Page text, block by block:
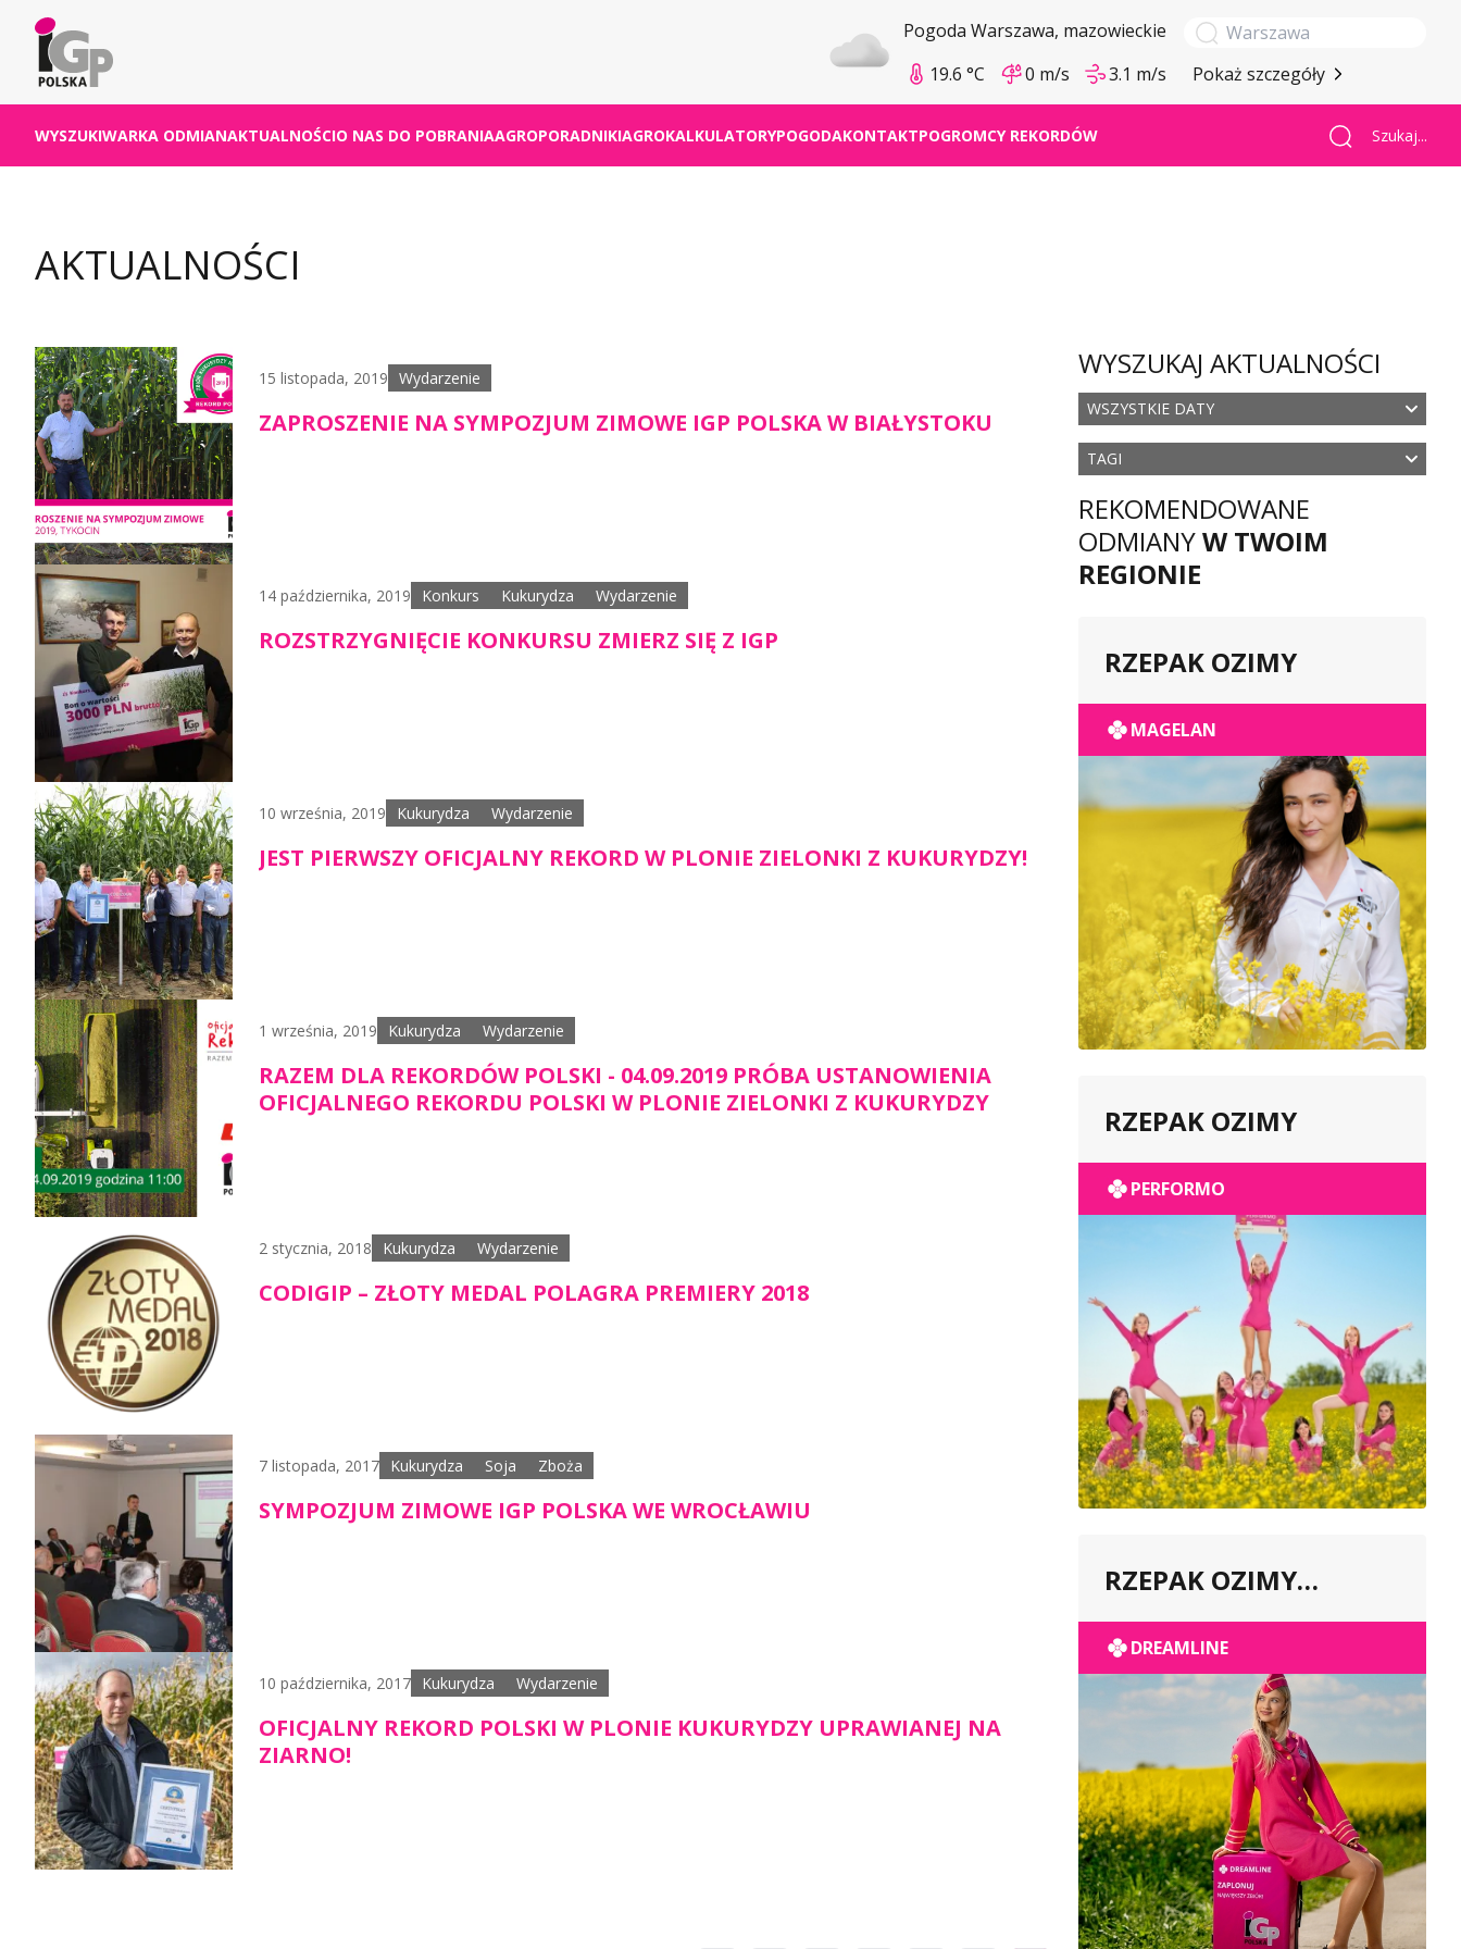
Pogoda Warszawa, mazowieckie
19.6 °C
0 m/s 3.1 m/s Pokaż szczegóły
WYSZUKIWARKA ODMIANAKTUALNOŚCIO NAS DO POBRANIAAGROPORADNIKIAGROKALKULATORYPOGODAKONTAKTPOGROMCY REKORDÓW Szukaj...
AKTUALNOŚCI
15 listopada, 2019 Wydarzenie
ZAPROSZENIE NA SYMPOZJUM ZIMOWE IGP POLSKA W BIAŁYSTOKU
14 października, 2019 Konkurs Kukurydza Wydarzenie
ROZSTRZYGNIĘCIE KONKURSU ZMIERZ SIĘ Z IGP
10 września, 2019 Kukurydza Wydarzenie
JEST PIERWSZY OFICJALNY REKORD W PLONIE ZIELONKI Z KUKURYDZY!
1 września, 2019 Kukurydza Wydarzenie
RAZEM DLA REKORDÓW POLSKI - 04.09.2019 PRÓBA USTANOWIENIA
OFICJALNEGO REKORDU POLSKI W PLONIE ZIELONKI Z KUKURYDZY
2 stycznia, 2018 Kukurydza Wydarzenie
CODIGIP – ZŁOTY MEDAL POLAGRA PREMIERY 2018
7 listopada, 2017 Kukurydza Soja Zboża
SYMPOZJUM ZIMOWE IGP POLSKA WE WROCŁAWIU
10 października, 2017 Kukurydza Wydarzenie
OFICJALNY REKORD POLSKI W PLONIE KUKURYDZY UPRAWIANEJ NA
ZIARNO!
WYSZUKAJ AKTUALNOŚCI
WSZYSTKIE DATY
TAGI
REKOMENDOWANE
ODMIANYW TWOIM
REGIONIE
RZEPAK OZIMY
MAGELAN
RZEPAK OZIMY
PERFORMO
RZEPAK OZIMY
POPULACYJNY
DREAMLINE